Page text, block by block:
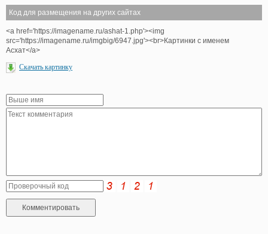
Код для размещения на других сайтах
<a href='https://imagename.ru/ashat-1.php'><img
src='https://imagename.ru/imgbig/6947.jpg'><br>Картинки с именем
Асхат</a>
Скачать картинку